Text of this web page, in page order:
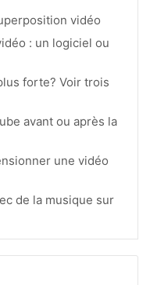
vidéo
: un logiciel ou
forte? Voir trois
avant ou après la
une vidéo
de la musique sur